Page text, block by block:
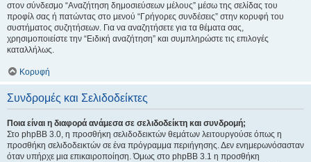
στον σύνδεσμο “Αναζήτηση δημοσιεύσεων μέλους” μέσω της σελίδας του
προφίλ σας ή πατώντας στο μενού “Γρήγορες συνδέσεις” στην κορυφή του
συστήματος συζητήσεων. Για να αναζητήσετε για τα θέματα σας,
χρησιμοποιείστε την “Ειδική αναζήτηση” και συμπληρώστε τις επιλογές
καταλλήλως.
Κορυφή
Συνδρομές και Σελιδοδείκτες
Ποια είναι η διαφορά ανάμεσα σε σελιδοδείκτη και συνδρομή;
Στο phpBB 3.0, η προσθήκη σελιδοδεικτών θεμάτων λειτουργούσε όπως η
προσθήκη σελιδοδεικτών σε ένα πρόγραμμα περιήγησης. Δεν ενημερωνόσασταν
όταν υπήρχε μια επικαιροποίηση. Όμως στο phpBB 3.1 η προσθήκη